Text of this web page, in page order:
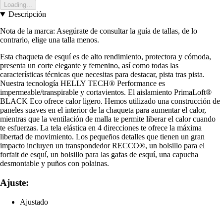
Loading...
Descripción
Nota de la marca: Asegúrate de consultar la guía de tallas, de lo
contrario, elige una talla menos.
Esta chaqueta de esquí es de alto rendimiento, protectora y cómoda,
presenta un corte elegante y femenino, así como todas las
características técnicas que necesitas para destacar, pista tras pista.
Nuestra tecnología HELLY TECH® Performance es
impermeable/transpirable y cortavientos. El aislamiento PrimaLoft®
BLACK Eco ofrece calor ligero. Hemos utilizado una construcción de
paneles suaves en el interior de la chaqueta para aumentar el calor,
mientras que la ventilación de malla te permite liberar el calor cuando
te esfuerzas. La tela elástica en 4 direcciones te ofrece la máxima
libertad de movimiento. Los pequeños detalles que tienen un gran
impacto incluyen un transpondedor RECCO®, un bolsillo para el
forfait de esquí, un bolsillo para las gafas de esquí, una capucha
desmontable y puños con polainas.
Ajuste:
Ajustado